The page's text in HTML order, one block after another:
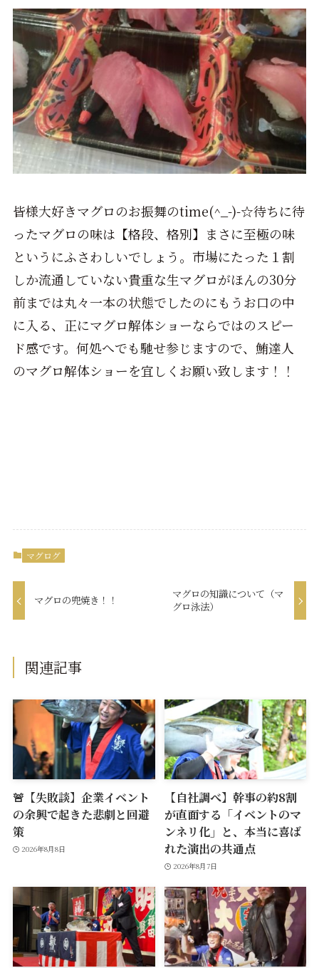
皆様大好きマグロのお振舞のtime(^_-)-☆待ちに待
ったマグロの味は【格段、格別】まさに至極の味
というにふさわしいでしょう。市場にたった１割
しか流通していない貴重な生マグロがほんの30分
前までは丸々一本の状態でしたのにもうお口の中
に入る、正にマグロ解体ショーならではのスピー
ド感です。何処へでも馳せ参じますので、鮪達人
のマグロ解体ショーを宜しくお願い致します！！
マグログ
マグロの兜焼き！！
マグロの知識について（マ
グロ泳法）
関連記事
🚨【失敗談】企業イベント
の余興で起きた悲劇と回避
策
2026年8月8日
【自社調べ】幹事の約8割
が直面する「イベントのマ
ンネリ化」と、本当に喜ば
れた演出の共通点
2026年8月7日